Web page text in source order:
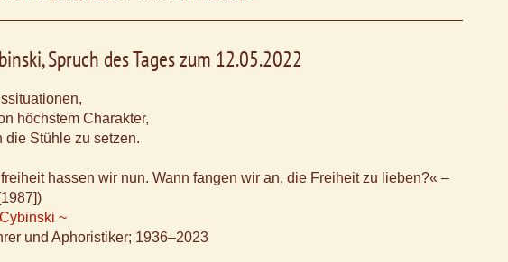
Spruch des Tages zum 12.05.2022
höchstem Charakter,
die Stühle zu setzen.
hassen wir nun. Wann fangen wir an, die Freiheit zu lieben?« –
~
und Aphoristiker; 1936–2023